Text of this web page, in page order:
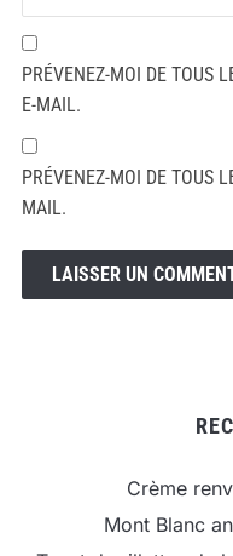
PRÉVENEZ-MOI DE TOUS
E-MAIL.
PRÉVENEZ-MOI DE TOUS
MAIL.
Crème
Mont Blanc